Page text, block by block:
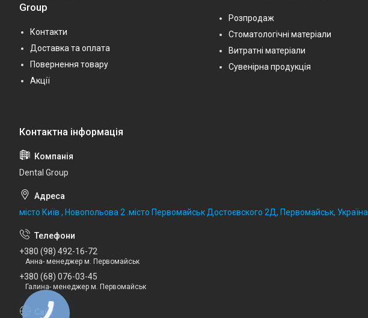
Group
Контакти
Доставка та оплата
Повернення товару
Акції
Розпродаж
Стоматологічні матеріали
Витратні матеріали
Сувенірна продукція
Dental Group
місто Київ , Новопольова 2 .місто Первомайськ Достоєвского 2Д, Первомайськ, Україна
+380 (98) 492-16-72
Анна- менеджер м. Первомайськ
+380 (68) 076-03-45
Галина- менеджер м. Первомайськ